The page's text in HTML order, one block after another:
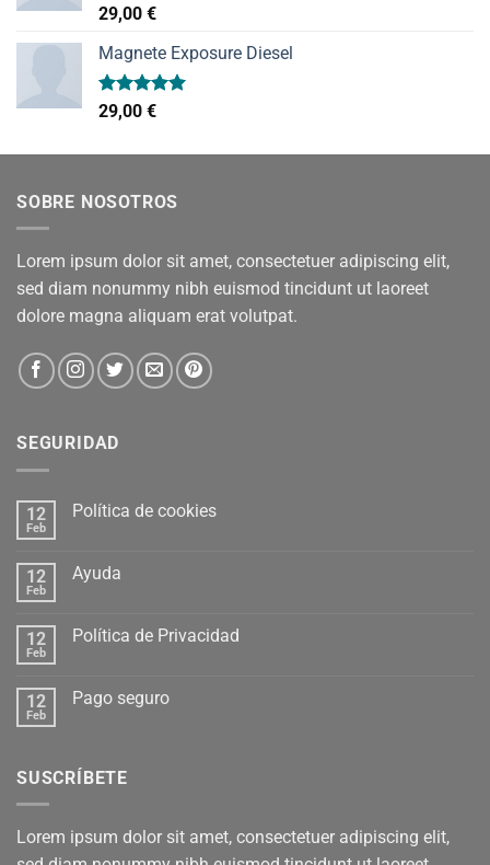
Valorado
con
de 5
29,00 €
Magnete Exposure Diesel
Valorado
con
29,00 €
SOBRE NOSOTROS
Lorem ipsum dolor sit amet, consectetuer adipiscing elit,
sed diam nonummy nibh euismod tincidunt ut laoreet
dolore magna aliquam erat volutpat.
SEGURIDAD
12
Feb
Política de cookies
12
Feb
Ayuda
12
Feb
Política de Privacidad
12
Feb
Pago seguro
SUSCRÍBETE
Lorem ipsum dolor sit amet, consectetuer adipiscing elit,